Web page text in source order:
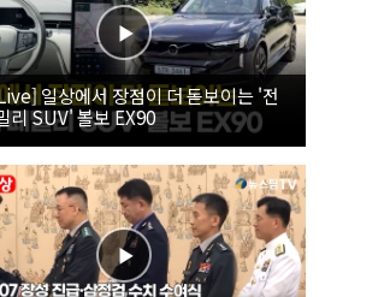
일상에서 장점이 더 돋보이는 '전
리 SUV' 볼보 EX90